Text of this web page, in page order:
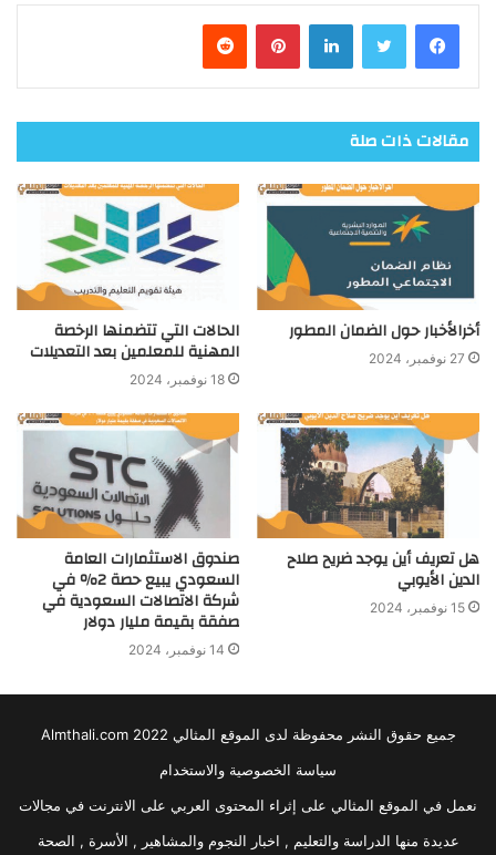
فيسبوك تويتر لينكدإن بينتيريست
مقالات ذات صلة
أخرالأخبار حول الضمان المطور
27 نوفمبر، 2024
الحالات التي تتضمنها الرخصة
المهنية للمعلمين بعد التعديلات
18 نوفمبر، 2024
هل تعريف أين يوجد ضريح صلاح
الدين الأيوبي
15 نوفمبر، 2024
صندوق الاستثمارات العامة
السعودي يبيع حصة 2٪ في
شركة الاتصالات السعودية في
صفقة بقيمة مليار دولار
14 نوفمبر، 2024
جميع حقوق النشر محفوظة لدى الموقع المثالي 2022 Almthali.com
سياسة الخصوصية والاستخدام
نعمل في الموقع المثالي على إثراء المحتوى العربي على الانترنت في مجالات
عديدة منها الدراسة والتعليم , اخبار النجوم والمشاهير , الأسرة , الصحة